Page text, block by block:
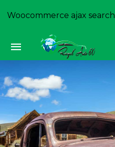
Woocommerce ajax search